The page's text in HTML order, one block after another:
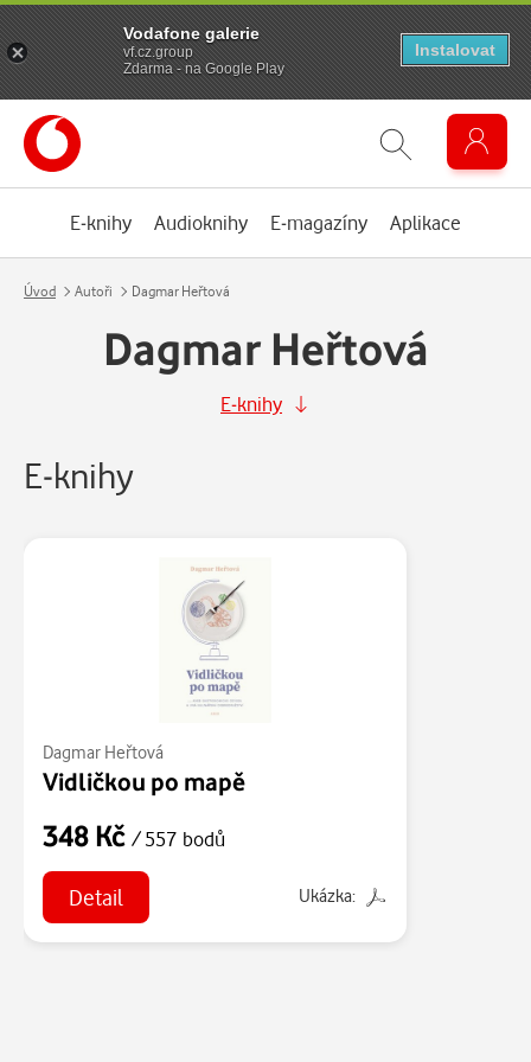
E-knihy Audioknihy E-magazíny Aplikace
Úvod Autoři Dagmar Heřtová
Dagmar Heřtová
E-knihy
E-knihy
Dagmar Heřtová
Vidličkou po mapě
348 Kč / 557 bodů
Detail Ukázka:
Vodafone galerie
vf.cz.group
Zdarma - na Google Play
Instalovat